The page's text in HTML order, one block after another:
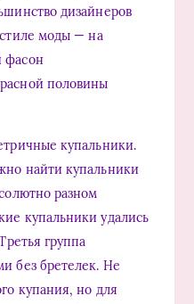
дизайнеров
моды — на
фасон
половины
купальники.
найти купальники
разном
купальники удались
группа
без бретелек. Не
купания, но для